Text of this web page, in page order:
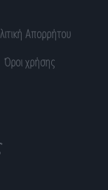
Απορρήτου
Όροι χρήσης